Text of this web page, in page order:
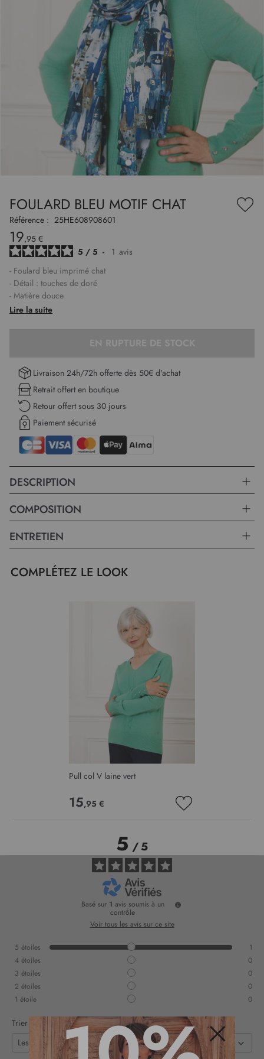
FOULARD BLEU MOTIF CHAT
à
Référence : 25HE608908601
19,95 €
5 / 5 - 1 avis
- Foulard bleu imprimé chat
- Détail : touches de doré
- Matière douce
Lire la suite
Livraison 24h/72h offerte dès 50€ d'achat
Retrait offert en boutique
Retour offert sous 30 jours
Paiement sécurisé
DESCRIPTION
COMPOSITION
ENTRETIEN
COMPLÉTEZ LE LOOK
Pull col V laine vert
15,95 €
5/5
Basé sur 1 avis soumis à un
contrôle
Voir tous les avis sur ce site
5 étoiles
1
4 étoiles
0
3 étoiles
0
2 étoiles
0
1 étoile 0
Trier les avis
Fermer